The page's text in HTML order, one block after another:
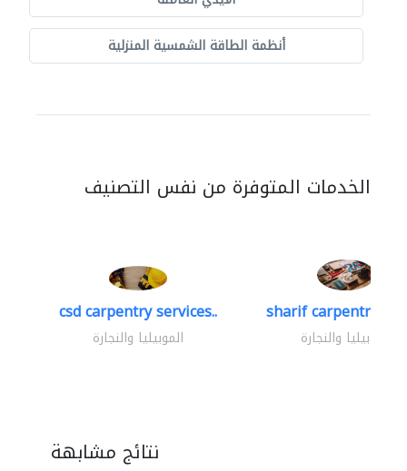
أنظمة الطاقة الشمسية المنزلية
الخدمات المتوفرة من نفس التصنيف
csd carpentry services..
الموبيليا والنجارة
sharif carpentry
الموبيليا والنجارة
نتائج مشابهة